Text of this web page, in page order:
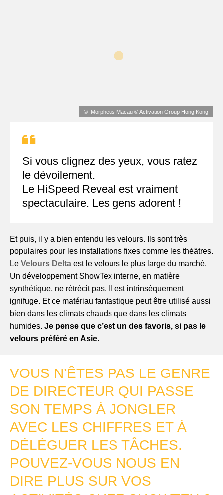
Morpheus Macau © Activation Group Hong Kong
Si vous clignez des yeux, vous ratez
le dévoilement.
Le HiSpeed Reveal est vraiment
spectaculaire. Les gens adorent !
Et puis, il y a bien entendu les velours. Ils sont très
populaires pour les installations fixes comme les théâtres.
Le Velours Delta est le velours le plus large du marché.
Un développement ShowTex interne, en matière
synthétique, ne rétrécit pas. Il est intrinsèquement
ignifuge. Et ce matériau fantastique peut être utilisé aussi
bien dans les climats chauds que dans les climats
humides. Je pense que c’est un des favoris, si pas le
velours préféré en Asie.
VOUS N’ÊTES PAS LE GENRE
DE DIRECTEUR QUI PASSE
SON TEMPS À JONGLER
AVEC LES CHIFFRES ET À
DÉLÉGUER LES TÂCHES.
POUVEZ-VOUS NOUS EN
DIRE PLUS SUR VOS